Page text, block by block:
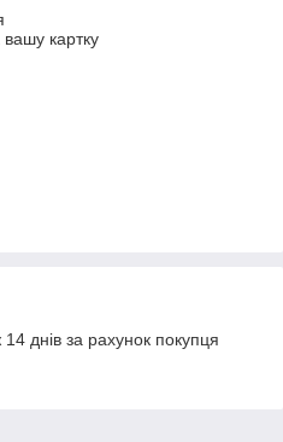
картку
днів за рахунок покупця